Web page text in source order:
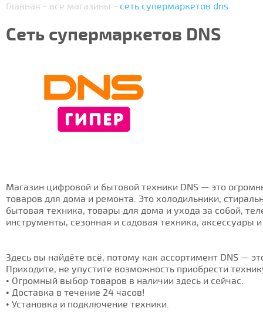
Главная - все магазины - сеть супермаркетов dns
Сеть супермаркетов DNS
Магазин цифровой и бытовой техники DNS — это
товаров для дома и ремонта. Это холодильники,
бытовая техника, товары для дома и ухода за собой,
инструменты, сезонная и садовая техника, аксессуары
Здесь вы найдёте всё, потому как ассортимент DNS —
Приходите, не упустите возможность приобрести
• Огромный выбор товаров в наличии здесь и сейчас.
• Доставка в течение 24 часов!
• Установка и подключение техники.